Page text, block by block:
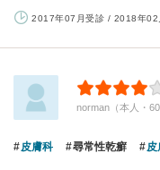
2017年07月受診 / 2018年02
norman（本人・
皮膚科 尋常性乾癬 皮